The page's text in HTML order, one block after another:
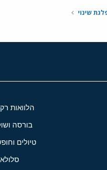
שינוי
הלוואות
בורסה
טיולים